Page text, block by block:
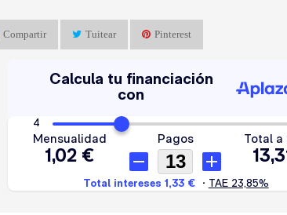
Compartir Tuitear Pinterest